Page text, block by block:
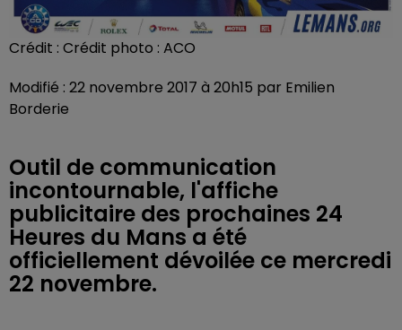
Crédit : Crédit photo : ACO
Modifié : 22 novembre 2017 à 20h15 par Emilien
Borderie
Outil de communication
incontournable, l'affiche
publicitaire des prochaines 24
Heures du Mans a été
officiellement dévoilée ce mercredi
22 novembre.